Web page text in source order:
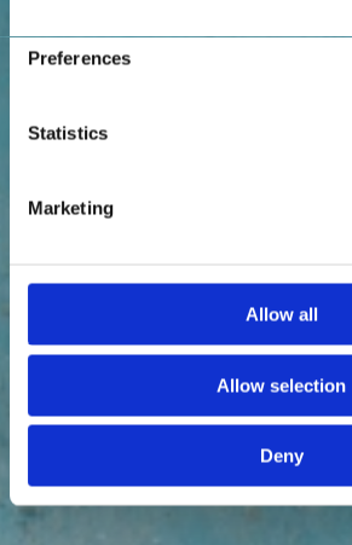
Preferences
Statistics
Marketing
Allow all
Allow selection
Deny